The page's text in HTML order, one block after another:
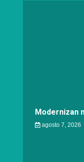
Modernizan
agosto 7, 2026